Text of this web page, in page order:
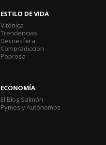
ESTILO DE VIDA
Vitónica
Trendencias
Decoesfera
Compradiccion
Poprosa
ECONOMÍA
El Blog Salmón
Pymes y Autónomos